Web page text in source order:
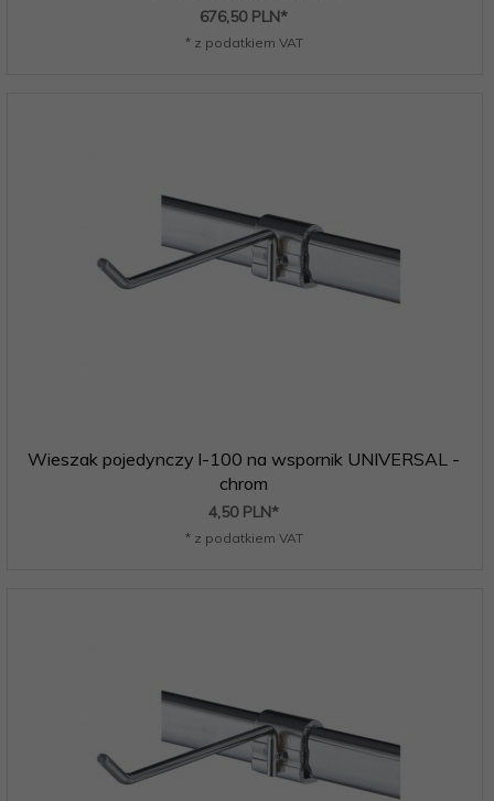
676,50 PLN*
* z podatkiem VAT
Wieszak pojedynczy l-100 na wspornik UNIVERSAL -
chrom
4,50 PLN*
* z podatkiem VAT